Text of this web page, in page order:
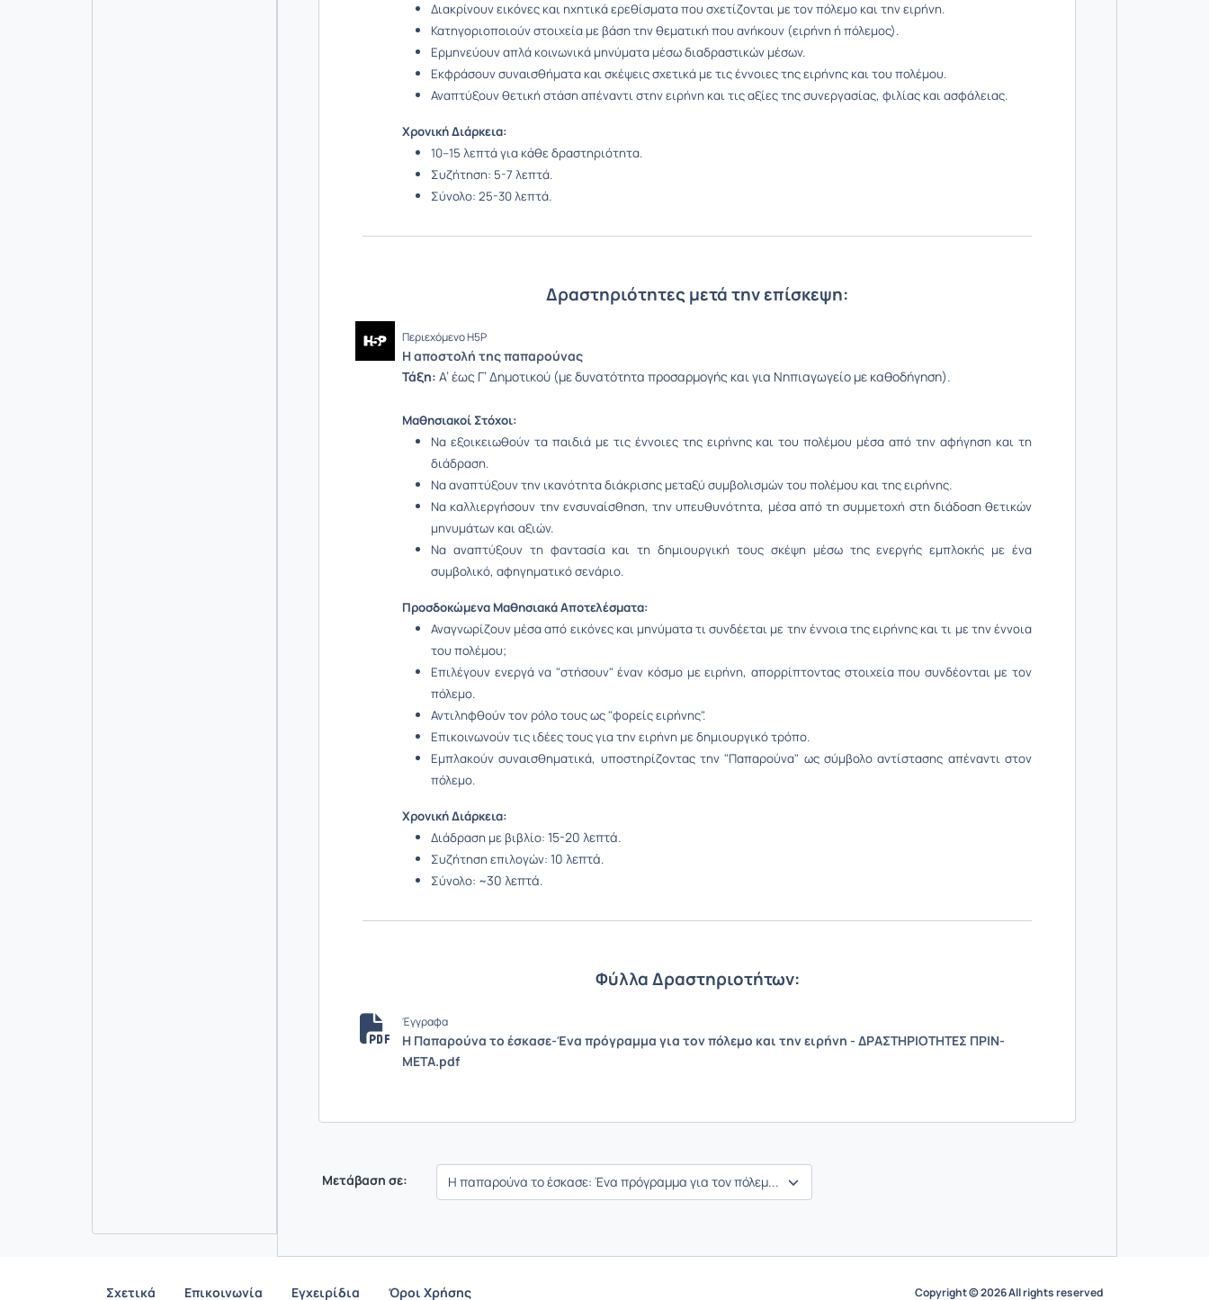
Διακρίνουν εικόνες και ηχητικά ερεθίσματα που σχετίζονται με τον πόλεμο και την ειρήνη.
Κατηγοριοποιούν στοιχεία με βάση την θεματική που ανήκουν (ειρήνη ή πόλεμος).
Ερμηνεύουν απλά κοινωνικά μηνύματα μέσω διαδραστικών μέσων.
Εκφράσουν συναισθήματα και σκέψεις σχετικά με τις έννοιες της ειρήνης και του πολέμου.
Αναπτύξουν θετική στάση απέναντι στην ειρήνη και τις αξίες της συνεργασίας, φιλίας και ασφάλειας.
Χρονική Διάρκεια:
10–15 λεπτά για κάθε δραστηριότητα.
Συζήτηση: 5-7 λεπτά.
Σύνολο: 25-30 λεπτά.
Δραστηριότητες μετά την επίσκεψη:
Περιεχόμενο H5P
Η αποστολή της παπαρούνας
Τάξη: Α’ έως Γ’ Δημοτικού (με δυνατότητα προσαρμογής και για Νηπιαγωγείο με καθοδήγηση).
Μαθησιακοί Στόχοι:
Να εξοικειωθούν τα παιδιά με τις έννοιες της ειρήνης και του πολέμου μέσα από την αφήγηση και τη
διάδραση.
Να αναπτύξουν την ικανότητα διάκρισης μεταξύ συμβολισμών του πολέμου και της ειρήνης.
Να καλλιεργήσουν την ενσυναίσθηση, την υπευθυνότητα, μέσα από τη συμμετοχή στη διάδοση θετικών
μηνυμάτων και αξιών.
Να αναπτύξουν τη φαντασία και τη δημιουργική τους σκέψη μέσω της ενεργής εμπλοκής με ένα
συμβολικό, αφηγηματικό σενάριο.
Προσδοκώμενα Μαθησιακά Αποτελέσματα:
Αναγνωρίζουν μέσα από εικόνες και μηνύματα τι συνδέεται με την έννοια της ειρήνης και τι με την έννοια
του πολέμου;
Επιλέγουν ενεργά να "στήσουν" έναν κόσμο με ειρήνη, απορρίπτοντας στοιχεία που συνδέονται με τον
πόλεμο.
Αντιληφθούν τον ρόλο τους ως "φορείς ειρήνης".
Επικοινωνούν τις ιδέες τους για την ειρήνη με δημιουργικό τρόπο.
Εμπλακούν συναισθηματικά, υποστηρίζοντας την "Παπαρούνα" ως σύμβολο αντίστασης απέναντι στον
πόλεμο.
Χρονική Διάρκεια:
Διάδραση με βιβλίο: 15-20 λεπτά.
Συζήτηση επιλογών: 10 λεπτά.
Σύνολο: ~30 λεπτά.
Φύλλα Δραστηριοτήτων:
Έγγραφα
Η Παπαρούνα το έσκασε-Ένα πρόγραμμα για τον πόλεμο και την ειρήνη - ΔΡΑΣΤΗΡΙΟΤΗΤΕΣ ΠΡΙΝ-
ΜΕΤΑ.pdf
Μετάβαση σε:
Σχετικά Επικοινωνία Εγχειρίδια Όροι Χρήσης Copyright © 2026 All rights reserved